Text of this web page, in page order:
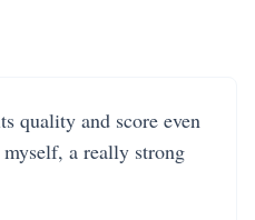
quality and score even
a really strong